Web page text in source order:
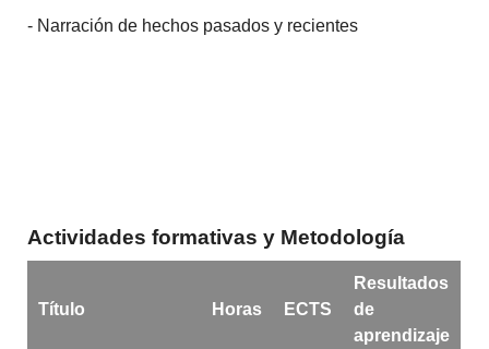
- Narración de hechos pasados y recientes
Actividades formativas y Metodología
Título Horas ECTS
Resultados
de
aprendizaje